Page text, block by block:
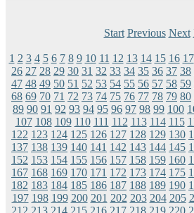
Start Previous Next
1 2 3 4 5 6 7 8 9 10 11 12 13 14 15 16 17
26 27 28 29 30 31 32 33 34 35 36 37 38
47 48 49 50 51 52 53 54 55 56 57 58 59
68 69 70 71 72 73 74 75 76 77 78 79 80
89 90 91 92 93 94 95 96 97 98 99 100
107 108 109 110 111 112 113 114 115
122 123 124 125 126 127 128 129 130
137 138 139 140 141 142 143 144 145
152 153 154 155 156 157 158 159 160
167 168 169 170 171 172 173 174 175
182 183 184 185 186 187 188 189 190
197 198 199 200 201 202 203 204 205
212 213 214 215 216 217 218 219 220